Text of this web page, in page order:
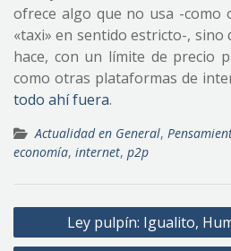
ofrece algo que no usa -como
«taxi» en sentido estricto-, sino
hace, con un límite de precio
como otras plataformas de
todo ahí fuera.
Actualidad en General,
economía, internet, p2p
Navegación
de
Ley pulpín: Igualito,